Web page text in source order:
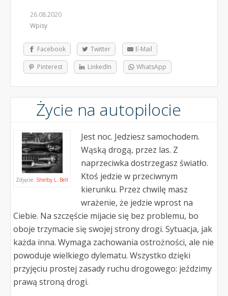
26.08.2020
Wpisy
Facebook Twitter E-Mail
Pinterest LinkedIn WhatsApp
Życie na autopilocie
Zdjęcie: Shelby L. Bell
Jest noc. Jedziesz samochodem.
Wąską drogą, przez las. Z
naprzeciwka dostrzegasz światło.
Ktoś jedzie w przeciwnym
kierunku. Przez chwilę masz
wrażenie, że jedzie wprost na
Ciebie. Na szczęście mijacie się bez problemu, bo
oboje trzymacie się swojej strony drogi. Sytuacja, jak
każda inna. Wymaga zachowania ostrożności, ale nie
powoduje wielkiego dylematu. Wszystko dzięki
przyjęciu prostej zasady ruchu drogowego: jeździmy
prawą stroną drogi.